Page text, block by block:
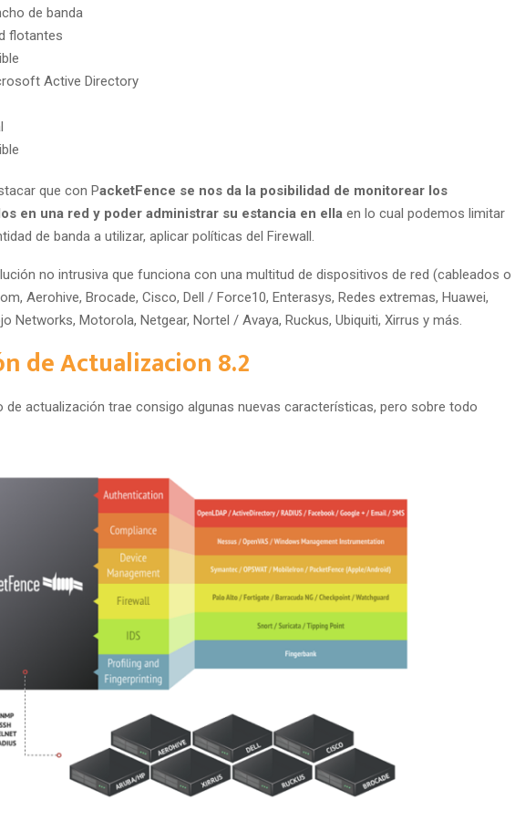
de banda
flotantes
Active Directory
que con PacketFence se nos da la posibilidad de monitorear los
en una red y poder administrar su estancia en ella en lo cual podemos limitar
de banda a utilizar, aplicar políticas del Firewall.
no intrusiva que funciona con una multitud de dispositivos de red (cableados o
Aerohive, Brocade, Cisco, Dell / Force10, Enterasys, Redes extremas, Huawei,
Networks, Motorola, Netgear, Nortel / Avaya, Ruckus, Ubiquiti, Xirrus y más.
de Actualizacion 8.2
de actualización trae consigo algunas nuevas características, pero sobre todo